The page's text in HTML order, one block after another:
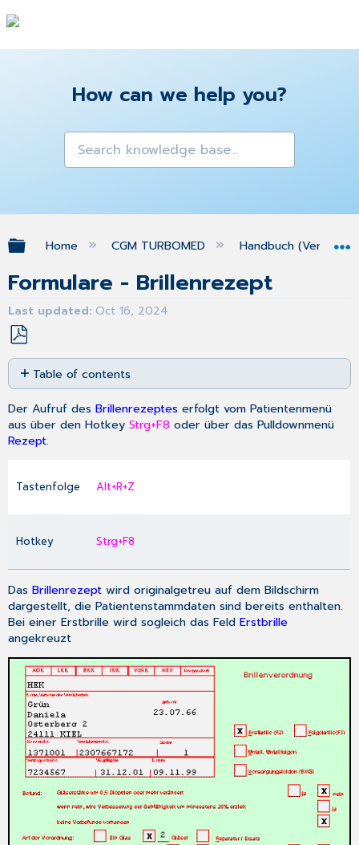
How can we help you?
Expand/collapse global hierarchy
Home CGM TURBOMED Handbuch (Version
Formulare - Brillenrezept
Last updated Oct 16, 2024
Save
as
PDF
Table of contents
No
headers
Der Aufruf desBrillenrezeptes erfolgt vom Patientenmenü
aus über den HotkeyStrg+F8 oder über das Pulldownmenü
Rezept.
Tastenfolge Alt+R+Z
Hotkey Strg+F8
DasBrillenrezept wird originalgetreu auf dem Bildschirm
dargestellt, die Patientenstammdaten sind bereits enthalten.
Bei einer Erstbrille wird sogleich das FeldErstbrille
angekreuzt